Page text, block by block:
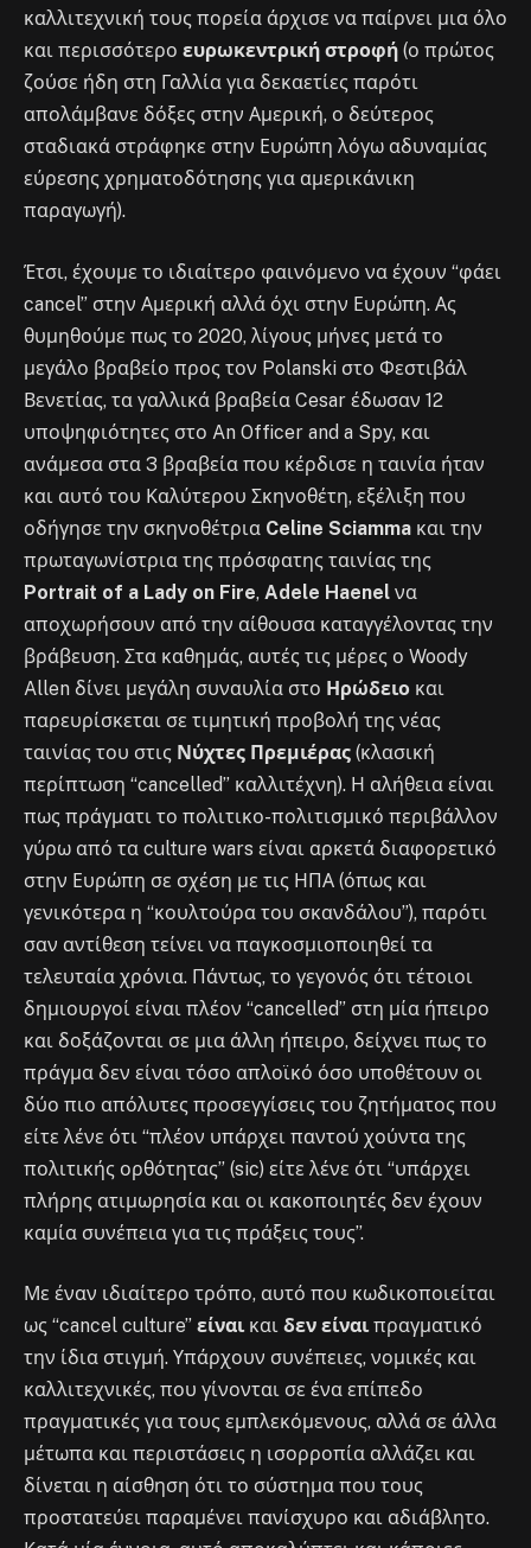
καλλιτεχνική τους πορεία άρχισε να παίρνει μια όλο
και περισσότερο ευρωκεντρική στροφή (ο πρώτος
ζούσε ήδη στη Γαλλία για δεκαετίες παρότι
απολάμβανε δόξες στην Αμερική, ο δεύτερος
σταδιακά στράφηκε στην Ευρώπη λόγω αδυναμίας
εύρεσης χρηματοδότησης για αμερικάνικη
παραγωγή).
Έτσι, έχουμε το ιδιαίτερο φαινόμενο να έχουν “φάει
cancel” στην Αμερική αλλά όχι στην Ευρώπη. Ας
θυμηθούμε πως το 2020, λίγους μήνες μετά το
μεγάλο βραβείο προς τον Polanski στο Φεστιβάλ
Βενετίας, τα γαλλικά βραβεία Cesar έδωσαν 12
υποψηφιότητες στο An Officer and a Spy, και
ανάμεσα στα 3 βραβεία που κέρδισε η ταινία ήταν
και αυτό του Καλύτερου Σκηνοθέτη, εξέλιξη που
οδήγησε την σκηνοθέτρια Celine Sciamma και την
πρωταγωνίστρια της πρόσφατης ταινίας της
Portrait of a Lady on Fire, Adele Haenel να
αποχωρήσουν από την αίθουσα καταγγέλοντας την
βράβευση. Στα καθημάς, αυτές τις μέρες ο Woody
Allen δίνει μεγάλη συναυλία στο Ηρώδειο και
παρευρίσκεται σε τιμητική προβολή της νέας
ταινίας του στις Νύχτες Πρεμιέρας (κλασική
περίπτωση “cancelled” καλλιτέχνη). Η αλήθεια είναι
πως πράγματι το πολιτικο-πολιτισμικό περιβάλλον
γύρω από τα culture wars είναι αρκετά διαφορετικό
στην Ευρώπη σε σχέση με τις ΗΠΑ (όπως και
γενικότερα η “κουλτούρα του σκανδάλου”), παρότι
σαν αντίθεση τείνει να παγκοσμιοποιηθεί τα
τελευταία χρόνια. Πάντως, το γεγονός ότι τέτοιοι
δημιουργοί είναι πλέον “cancelled” στη μία ήπειρο
και δοξάζονται σε μια άλλη ήπειρο, δείχνει πως το
πράγμα δεν είναι τόσο απλοϊκό όσο υποθέτουν οι
δύο πιο απόλυτες προσεγγίσεις του ζητήματος που
είτε λένε ότι “πλέον υπάρχει παντού χούντα της
πολιτικής ορθότητας” (sic) είτε λένε ότι “υπάρχει
πλήρης ατιμωρησία και οι κακοποιητές δεν έχουν
καμία συνέπεια για τις πράξεις τους”.
Με έναν ιδιαίτερο τρόπο, αυτό που κωδικοποιείται
ως “cancel culture” είναικαι δεν είναιπραγματικό
την ίδια στιγμή. Υπάρχουν συνέπειες, νομικές και
καλλιτεχνικές, που γίνονται σε ένα επίπεδο
πραγματικές για τους εμπλεκόμενους, αλλά σε άλλα
μέτωπα και περιστάσεις η ισορροπία αλλάζει και
δίνεται η αίσθηση ότι το σύστημα που τους
προστατεύει παραμένει πανίσχυρο και αδιάβλητο.